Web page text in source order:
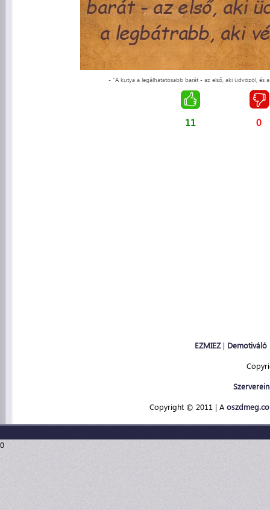
- "A kutya a legálhatatosabb barát - az első, aki üdvözöl, és
11 0
EZMIEZ| Demotiváló
Copyright © 2011 | A
0